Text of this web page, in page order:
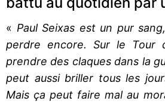
« Paul Seixas est un pur
perdre encore. Sur le Tour
prendre des claques dans la
peut aussi briller tous les
Mais ça peut faire mal au